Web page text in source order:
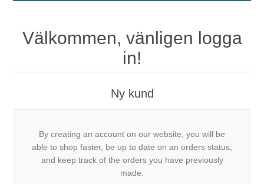
Välkommen, vänligen logga
in!
Ny kund
By creating an account on our website, you will be
able to shop faster, be up to date on an orders status,
and keep track of the orders you have previously
made.